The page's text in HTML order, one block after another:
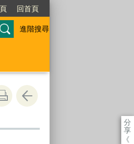
回首頁
進階搜尋
分
享
《